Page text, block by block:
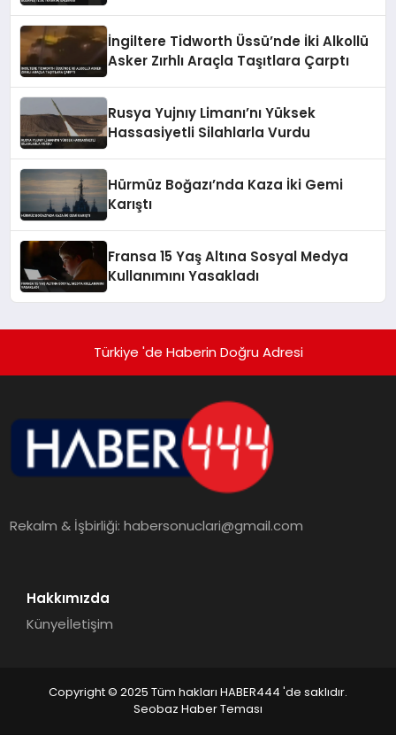
İngiltere Tidworth Üssü’nde İki Alkollü
Asker Zırhlı Araçla Taşıtlara Çarptı
Rusya Yujnıy Limanı’nı Yüksek
Hassasiyetli Silahlarla Vurdu
Hürmüz Boğazı’nda Kaza İki Gemi
Karıştı
Fransa 15 Yaş Altına Sosyal Medya
Kullanımını Yasakladı
Türkiye 'de Haberin Doğru Adresi
Rekalm & İşbirliği:habersonuclari@gmail.com
Hakkımızda
Künyeİletişim
Copyright © 2025 Tüm hakları HABER444 'de saklıdır.
Seobaz Haber Teması